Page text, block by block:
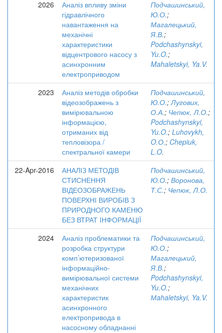
2026
Аналіз впливу зміни
гідравлічного
навантаження на
механічні
характеристики
відцентрового насосу з
асинхронним
електроприводом
Подчашинський,
Ю.О.;
Магалецький,
Я.В.;
Podchashynskyi,
Yu.O.;
Mahaletskyi, Ya.V.
2023
Аналіз методів обробки
відеозображень з
вимірювальною
інформацією,
отриманих від
тепловізора /
спектральної камери
Подчашинський,
Ю.О.;Лугових,
О.А.; Чепюк, Л.О.;
Podchashynskyi,
Yu.O.; Luhovykh,
O.О.; Chepiuk,
L.O.
22-Apr-2016
АНАЛІЗ МЕТОДІВ
СТИСНЕННЯ
ВІДЕОЗОБРАЖЕНЬ
ПОВЕРХНІ ВИРОБІВ З
ПРИРОДНОГО КАМЕНЮ
БЕЗ ВТРАТ ІНФОРМАЦІЇ
Подчашинський,
Ю.О.; Воронова,
Т.С.; Чепюк, Л.О.
2024
Аналіз проблематики та
розробка структури
комп’ютеризованої
інформаційно-
вимірювальної системи
механічних
характеристик
асинхронного
електропривода в
насосному обладнанні
Подчашинський,
Ю.О.;
Магалецький,
Я.В.;
Podchashynskyi,
Yu.O.;
Мahaletskyi, Ya.V.